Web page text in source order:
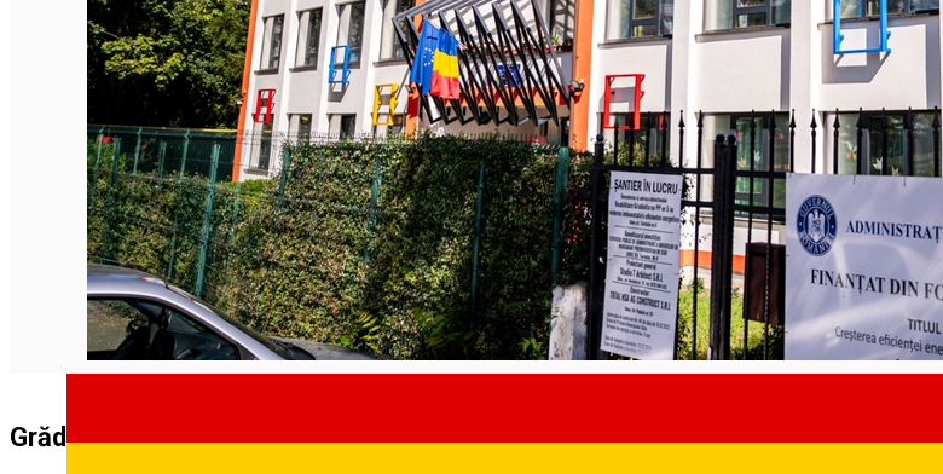
Grădinița cu program prelungit nr. 5, modernizată și eficientizată energetic